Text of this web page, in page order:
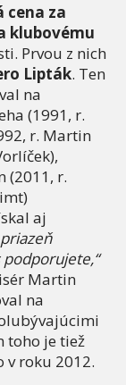
cena za
klubovému
Prvou z nich
Lipták. Ten
na
(1991, r.
r. Martin
(2011, r.
aj
podporujete,“
Martin
na
toho je tiež
v roku 2012.